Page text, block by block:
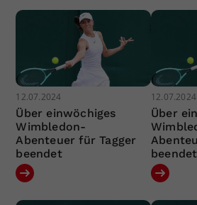
12.07.2024
Über einwöchiges
Wimbledon-
Abenteuer für Tagger
beendet
12.07.2024
Über
beendet